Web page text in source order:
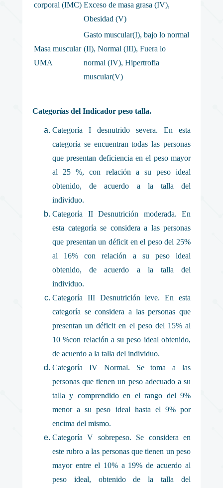
corporal (IMC) Exceso de masa grasa (IV),
Obesidad (V)
Masa muscular
UMA
Gasto muscular(I), bajo lo normal
(II), Normal (III), Fuera lo
normal (IV), Hipertrofia
muscular(V)
Categorías del Indicador peso talla.
Categoría I desnutrido severa. En esta
categoría se encuentran todas las personas
que presentan deficiencia en el peso mayor
al 25 %, con relación a su peso ideal
obtenido, de acuerdo a la talla del
individuo.
Categoría II Desnutrición moderada. En
esta categoría se considera a las personas
que presentan un déficit en el peso del 25%
al 16% con relación a su peso ideal
obtenido, de acuerdo a la talla del
individuo.
Categoría III Desnutrición leve. En esta
categoría se considera a las personas que
presentan un déficit en el peso del 15% al
10 %con relación a su peso ideal obtenido,
de acuerdo a la talla del individuo.
Categoría IV Normal. Se toma a las
personas que tienen un peso adecuado a su
talla y comprendido en el rango del 9%
menor a su peso ideal hasta el 9% por
encima del mismo.
Categoría V sobrepeso. Se considera en
este rubro a las personas que tienen un peso
mayor entre el 10% a 19% de acuerdo al
peso ideal, obtenido de la talla del